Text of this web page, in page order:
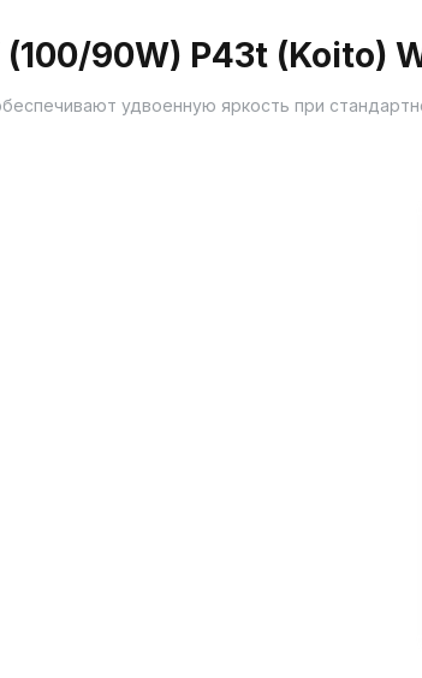
90W) P43t (Koito)
удвоенную яркость при